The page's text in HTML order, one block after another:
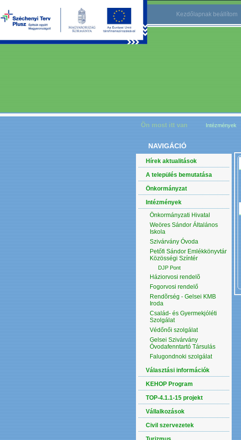
Kezdőlapnak beállítom
Ön most itt van Intézmények
NAVIGÁCIÓ
Hírek aktualitások
A település bemutatása
Önkormányzat
Intézmények
Önkormányzati Hivatal
Weöres Sándor Általános
Iskola
Szivárvány Óvoda
Petőfi Sándor Emlékkönyvtár
Közösségi Színtér
DJP Pont
Háziorvosi rendelõ
Fogorvosi rendelő
Rendõrség - Gelsei KMB
Iroda
Család- és Gyermekjóléti
Szolgálat
Védőnői szolgálat
Gelsei Szivárvány
Óvodafenntartó Társulás
Falugondnoki szolgálat
Választási információk
KEHOP Program
TOP-4.1.1-15 projekt
Vállalkozások
Civil szervezetek